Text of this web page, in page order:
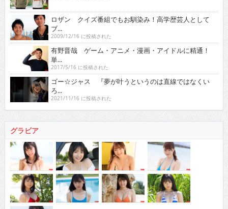
ロザン クイズ番組でもお馴染み！高学歴芸人として
ブ...
2009/12/16 に投稿された
有野晋哉 ゲーム・アニメ・漫画・アイドルに精通！
単...
2017/5/16 に投稿された
ゴー☆ジャス 『夢が叶うというのは直線ではなくい
ろ...
2021/11/16 に投稿された
グラビア